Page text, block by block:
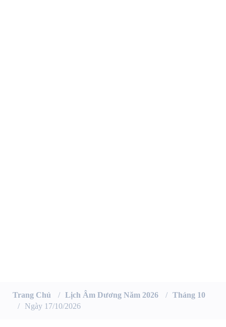
Trang Chủ Lịch Âm Dương Năm 2026
Tháng 10
Ngày 17/10/2026